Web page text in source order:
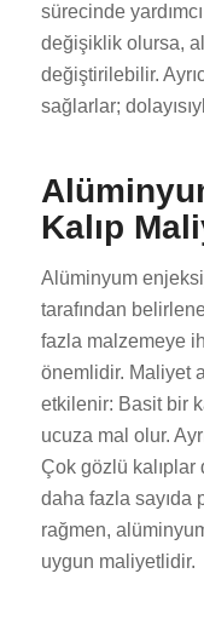
sürecinde
değişiklik olursa,
değiştirilebilir.
sağlarlar;
Kalıp
Alüminyum
tarafından
fazla malzemeye
önemlidir. Maliyet
etkilenir: Basit bir
ucuza mal olur.
Çok gözlü kalıplar
daha fazla sayıda
rağmen,
uygun maliyetlidir.